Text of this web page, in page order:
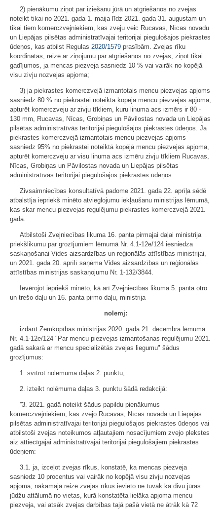
2) pienākumu ziņot par iziešanu jūrā un atgriešanos no zvejas
noteikt tikai no 2021. gada 1. maija līdz 2021. gada 31. augustam un
tikai tiem komerczvejniekiem, kas zveju veic Rucavas, Nīcas novadu
un Liepājas pilsētas administratīvajai teritorijai piegulošajos piekrastes
ūdeņos, kas atbilst Regulas 2020/1579 prasībām. Zvejas rīku
koordinātas, reizē ar ziņojumu par atgriešanos no zvejas, ziņot tikai
gadījumos, ja mencas piezveja sasniedz 10 % vai vairāk no kopējā
visu zivju nozvejas apjoma;
3) ja piekrastes komerczvejā izmantotais mencu piezvejas apjoms
sasniedz 80 % no piekrastei noteiktā kopējā mencu piezvejas apjoma,
apturēt komerczveju ar zivju tīkliem, kuru linuma acs izmērs ir 80 -
130 mm, Rucavas, Nīcas, Grobiņas un Pāvilostas novada un Liepājas
pilsētas administratīvās teritorijai piegulošajos piekrastes ūdeņos. Ja
piekrastes komerczvejā izmantotais mencu piezvejas apjoms
sasniedz 95% no piekrastei noteiktā kopējā mencu piezvejas apjoma,
apturēt komerczveju ar visu linuma acs izmēru zivju tīkliem Rucavas,
Nīcas, Grobiņas un Pāvilostas novada un Liepājas pilsētas
administratīvās teritorijai piegulošajos piekrastes ūdeņos.
Zivsaimniecības konsultatīvā padome 2021. gada 22. aprīļa sēdē
atbalstīja iepriekš minēto atvieglojumu iekļaušanu ministrijas lēmumā,
kas skar mencu piezvejas regulējumu piekrastes komerczvejā 2021.
gadā.
Atbilstoši Zvejniecības likuma 16. panta pirmajai daļai ministrija
priekšlikumu par grozījumiem lēmumā Nr. 4.1-12e/124 iesniedza
saskaņošanai Vides aizsardzības un reģionālās attīstības ministrijai,
un 2021. gada 20. aprīlī saņēma Vides aizsardzības un reģionālās
attīstības ministrijas saskaņojumu Nr. 1-132/3844.
Ievērojot iepriekš minēto, kā arī Zvejniecības likuma 5. panta otro
un trešo daļu un 16. panta pirmo daļu, ministrija
nolemj:
izdarīt Zemkopības ministrijas 2020. gada 21. decembra lēmumā
Nr. 4.1-12e/124 "Par mencu piezvejas izmantošanas regulējumu 2021.
gadā sakarā ar mencu specializētās zvejas liegumu" šādus
grozījumus:
1. svītrot nolēmuma daļas 2. punktu;
2. izteikt nolēmuma daļas 3. punktu šādā redakcijā:
''3. 2021. gadā noteikt šādus papildu pienākumus
komerczvejniekiem, kas zvejo Rucavas, Nīcas novada un Liepājas
pilsētas administratīvajai teritorijai piegulošajos piekrastes ūdeņos vai
atbilstoši zvejas noteikumos atļautajiem nosacījumiem zvejo plekstes
aiz attiecīgajai administratīvajai teritorijai piegulošajiem piekrastes
ūdeņiem:
3.1. ja, izceļot zvejas rīkus, konstatē, ka mencas piezveja
sasniedz 10 procentus vai vairāk no kopējā visu zivju nozvejas
apjoma, nākamajā reizē zvejas rīkus ievieto ne tuvāk kā divu jūras
jūdžu attālumā no vietas, kurā konstatēta lielāka apjoma mencu
piezveja, vai atsāk zvejas darbības tajā pašā vietā ne ātrāk kā 72